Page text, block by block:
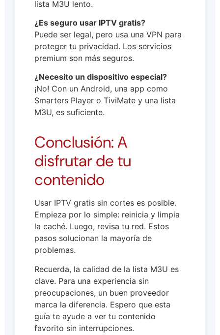
lista M3U lento.
¿Es seguro usar IPTV gratis?
Puede ser legal, pero usa una VPN para
proteger tu privacidad. Los servicios
premium son más seguros.
¿Necesito un dispositivo especial?
¡No! Con un Android, una app como
Smarters Player o TiviMate y una lista
M3U, es suficiente.
Conclusión: A
disfrutar de tu
contenido
Usar IPTV gratis sin cortes es posible.
Empieza por lo simple: reinicia y limpia
la caché. Luego, revisa tu red. Estos
pasos solucionan la mayoría de
problemas.
Recuerda, la calidad de la lista M3U es
clave. Para una experiencia sin
preocupaciones, un buen proveedor
marca la diferencia. Espero que esta
guía te ayude a ver tu contenido
favorito sin interrupciones.